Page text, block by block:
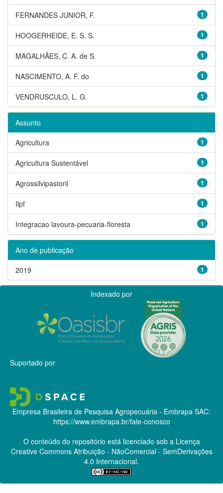
1
FERNANDES JUNIOR, F.
1
HOOGERHEIDE, E. S. S.
1
MAGALHÃES, C. A. de S.
1
NASCIMENTO, A. F. do
1
VENDRUSCULO, L. G.
Assunto
1
Agricultura
1
Agricultura Sustentável
1
Agrossilvipastoril
1
Ilpf
1
Integracao lavoura-pecuaria-floresta
Ano de publicação
1
2019
Indexado por
Suportado por
Empresa Brasileira de Pesquisa Agropecuária - Embrapa SAC:
https://www.embrapa.br/fale-conosco
O conteúdo do repositório está licenciado sob a Licença
Creative CommonsAtribuição - NãoComercial - SemDerivações
4.0 Internacional.